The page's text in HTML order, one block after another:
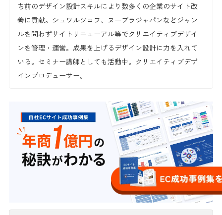
ち前のデザイン設計スキルにより数多くの企業のサイト改
善に貢献。シュワルツコフ、ヌーブラジャパンなどジャン
ルを問わずサイトリニューアル等でクリエイティブデザイ
ンを管理・運営。成果を上げるデザイン設計に力を入れて
いる。セミナー講師としても活動中。クリエイティブデザ
インプロデューサー。